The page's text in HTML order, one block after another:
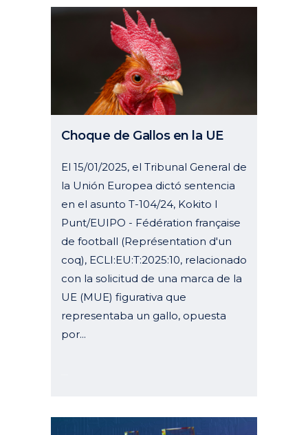
Choque de Gallos en la UE
El 15/01/2025, el Tribunal General de
la Unión Europea dictó sentencia
en el asunto T-104/24, Kokito I
Punt/EUIPO - Fédération française
de football (Représentation d'un
coq), ECLI:EU:T:2025:10, relacionado
con la solicitud de una marca de la
UE (MUE) figurativa que
representaba un gallo, opuesta
por...